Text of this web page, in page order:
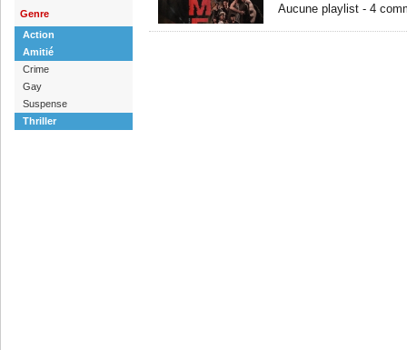
Genre
Action
Amitié
Crime
Gay
Suspense
Thriller
Aucune playlist - 4